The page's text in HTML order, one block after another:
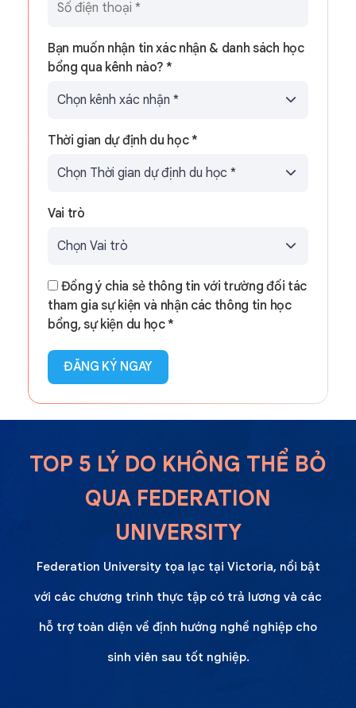
Bạn muốn nhận tin xác nhận & danh sách học
bổng qua kênh nào? *
Thời gian dự định du học *
Vai trò
Đồng ý chia sẻ thông tin với trường đối tác
tham gia sự kiện và nhận các thông tin học
bổng, sự kiện du học *
ĐĂNG KÝ NGAY
TOP 5 LÝ DO KHÔNG THỂ BỎ
QUA FEDERATION
UNIVERSITY
Federation University tọa lạc tại Victoria, nổi bật
với các chương trình thực tập có trả lương và các
hỗ trợ toàn diện về định hướng nghề nghiệp cho
sinh viên sau tốt nghiệp.